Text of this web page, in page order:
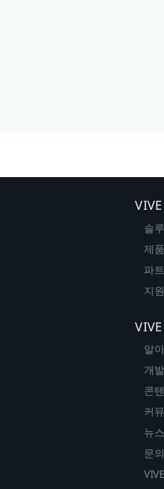
솔
제품
파
지원
알
개발
콘
커
뉴스
문의